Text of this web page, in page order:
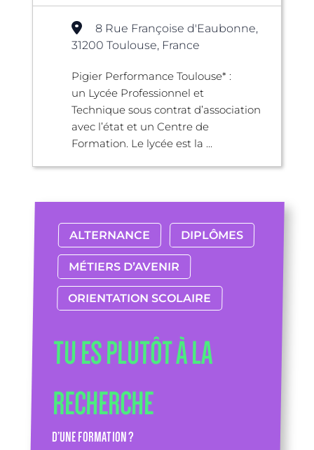
8 Rue Françoise d'Eaubonne,
31200 Toulouse, France
Pigier Performance Toulouse* :
un Lycée Professionnel et
Technique sous contrat d’association
avec l’état et un Centre de
Formation. Le lycée est la ...
ALTERNANCE DIPLÔMES
MÉTIERS D’AVENIR
ORIENTATION SCOLAIRE
TU ES PLUTÔT À LA
RECHERCHE
D’UNE FORMATION ?